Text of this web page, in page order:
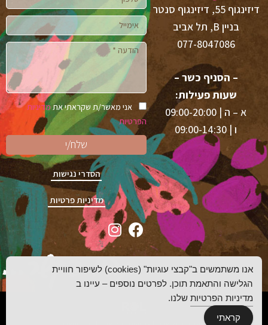
דיזינגוף 55, דיזינגוף סנטר
בניין B, תל אביב
077-8047086
– הסניף כשר –
שעות פעילות:
א – ה | 09:00-20:00
ו | 09:00-14:30
אני מאשר/ת שקראתי אתמדיניות
הפרטיות
שלח/י
הסדרי נגישות
מדיניות פרטיות
תהיו בקשר...
אנו משתמשים ב"קבצי עוגיות" (cookies) לשיפור חוויית
הגלישה והתאמת תוכן. לפרטים נוספים – עיינו ב
מדיניות הפרטיות שלנו.
קראתי